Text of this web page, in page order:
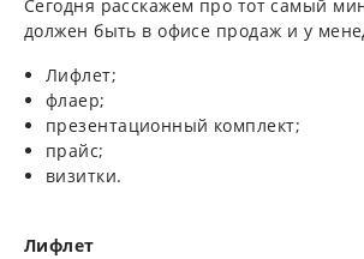
Сегодня расскажем про тот самый
должен быть в офисе продаж и у
Лифлет;
флаер;
презентационный комплект;
прайс;
визитки.
Лифлет